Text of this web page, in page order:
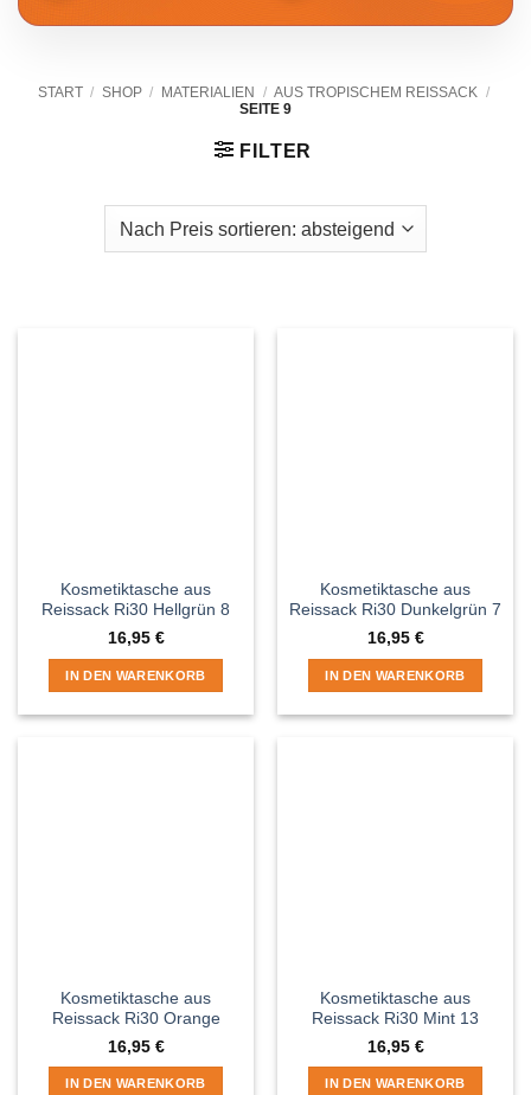
START / SHOP / MATERIALIEN / AUS TROPISCHEM REISSACK /
SEITE 9
FILTER
Kosmetiktasche aus
Reissack Ri30 Hellgrün 8
16,95 €
IN DEN WARENKORB
Kosmetiktasche aus
Reissack Ri30 Dunkelgrün 7
16,95 €
IN DEN WARENKORB
Kosmetiktasche aus
Reissack Ri30 Orange
16,95 €
IN DEN WARENKORB
Kosmetiktasche aus
Reissack Ri30 Mint 13
16,95 €
IN DEN WARENKORB